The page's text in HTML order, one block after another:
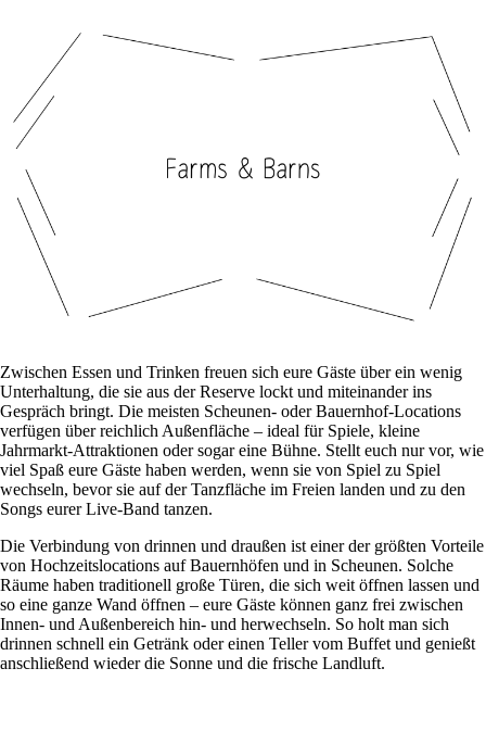
Zwischen Essen und Trinken freuen sich eure Gäste über ein wenig
Unterhaltung, die sie aus der Reserve lockt und miteinander ins
Gespräch bringt. Die meisten Scheunen- oder Bauernhof-Locations
verfügen über reichlich Außenfläche – ideal für Spiele, kleine
Jahrmarkt-Attraktionen oder sogar eine Bühne. Stellt euch nur vor, wie
viel Spaß eure Gäste haben werden, wenn sie von Spiel zu Spiel
wechseln, bevor sie auf der Tanzfläche im Freien landen und zu den
Songs eurer Live-Band tanzen.
Die Verbindung von drinnen und draußen ist einer der größten Vorteile
von Hochzeitslocations auf Bauernhöfen und in Scheunen. Solche
Räume haben traditionell große Türen, die sich weit öffnen lassen und
so eine ganze Wand öffnen – eure Gäste können ganz frei zwischen
Innen- und Außenbereich hin- und herwechseln. So holt man sich
drinnen schnell ein Getränk oder einen Teller vom Buffet und genießt
anschließend wieder die Sonne und die frische Landluft.